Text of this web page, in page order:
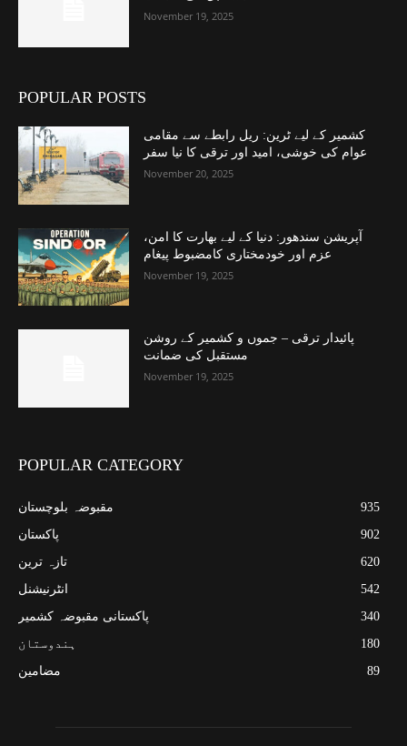
November 19, 2025
POPULAR POSTS
کشمیر کے لیے ٹرین: ریل رابطے سے مقامی
عوام کی خوشی، امید اور ترقی کا نیا سفر
November 20, 2025
آپریشن سندھور: دنیا کے لیے بھارت کا امن،
عزم اور خودمختاری کامضبوط پیغام
November 19, 2025
پائیدار ترقی – جموں و کشمیر کے روشن
مستقبل کی ضمانت
November 19, 2025
POPULAR CATEGORY
مقبوضہ بلوچستان
935
پاکستان
902
تازہ ترین
620
انٹرنیشنل
542
پاکستانی مقبوضہ کشمیر
340
ہندوستان
180
مضامین
89